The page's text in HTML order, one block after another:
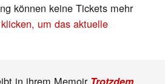
können keine Tickets mehr
um das aktuelle
in ihrem Memoir Trotzdem